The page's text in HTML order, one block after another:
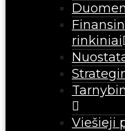
rinkiniai
Viešieji